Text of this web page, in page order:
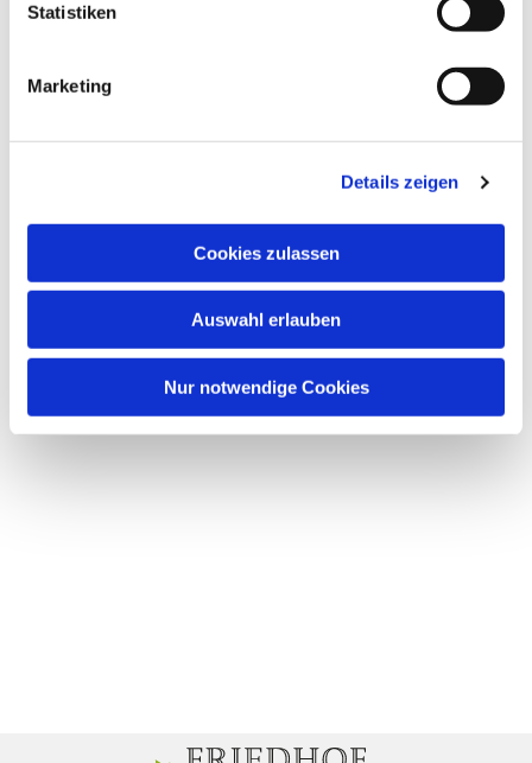
Statistiken
Marketing
Details zeigen
Cookies zulassen
Auswahl erlauben
Nur notwendige Cookies